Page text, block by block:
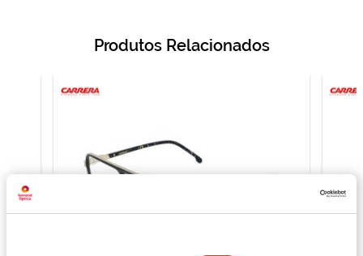
Produtos Relacionados